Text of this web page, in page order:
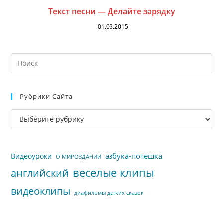
Текст песни — Делайте зарядку
01.03.2015
Рубрики Сайта
Рубрики
сайта
Видеоуроки О МИРОЗДАНИИ азбука-потешка
английский веселые клипы
видеоклипы диафильмы детких сказок